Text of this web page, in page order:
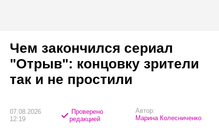
Чем закончился сериал
"Отрыв": концовку зрители
так и не простили
07.08.2026
12:19
Проверено
редакцией
Автор:
Марина Колесниченко